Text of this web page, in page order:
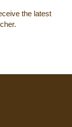
the latest